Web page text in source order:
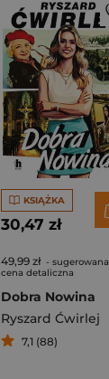
KSIĄŻKA
30,47 zł
49,99 zł - sugerowana
cena detaliczna
Dobra Nowina
Ryszard Ćwirlej
7,1 (88)